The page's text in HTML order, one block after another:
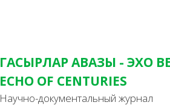
ГАСЫРЛАР АВАЗЫ - ЭХО
ECHO OF CENTURIES
Научно-документальный журнал